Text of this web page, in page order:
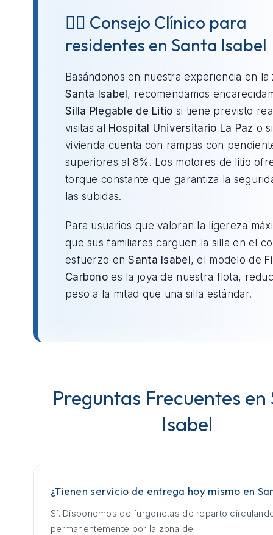
👨‍⚕️ Consejo Clínico para
residentes en Santa Isabel
Basándonos en nuestra experiencia en la
Santa Isabel, recomendamos
Silla Plegable de Litio si tiene previsto
visitas al Hospital Universitario La Paz o
vivienda cuenta con rampas con
superiores al 8%. Los motores de litio
torque constante que garantiza la
las subidas.
Para usuarios que valoran la ligereza
que sus familiares carguen la silla en el
esfuerzo enSanta Isabel, el modelo de
Carbono es la joya de nuestra flota,
peso a la mitad que una silla estándar.
Preguntas Frecuentes en
Isabel
¿Tienen servicio de entrega hoy mismo en
Sí. Disponemos de furgonetas de reparto
permanentemente por la zona de